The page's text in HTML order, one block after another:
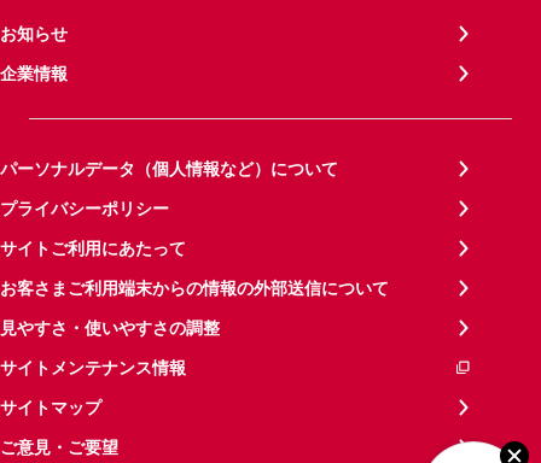
お知らせ
企業情報
パーソナルデータ（個人情報など）について
プライバシーポリシー
サイトご利用にあたって
お客さまご利用端末からの情報の外部送信について
見やすさ・使いやすさの調整
サイトメンテナンス情報
サイトマップ
ご意見・ご要望